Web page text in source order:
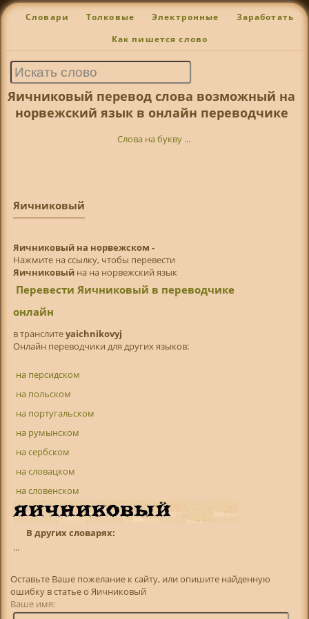
Словари Толковые Электронные Заработать
Как пишется слово
Яичниковый перевод слова возможный на
норвежский язык в онлайн переводчике
Слова на букву ...
Яичниковый
Яичниковый на норвежском -
Нажмите на ссылку, чтобы перевести
Яичниковыйна на норвежский язык
Перевести Яичниковый в переводчике
онлайн
в транслитeyaichnikovyj
Онлайн переводчики для других языков:
на персидском
на польском
на португальском
на румынском
на сербском
на словацком
на словенском
В других словарях:
...
Оставьте Ваше пожелание к сайту, или опишите найденную
ошибку в статье о Яичниковый
Ваше имя: